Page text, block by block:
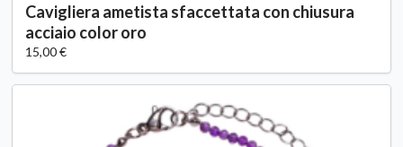
Cavigliera ametista sfaccettata con chiusura
acciaio color oro
15,00 €